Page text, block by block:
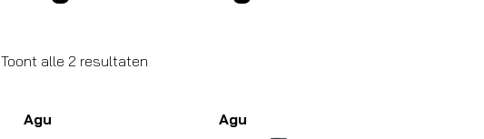
Toont alle 2 resultaten
Agu Agu